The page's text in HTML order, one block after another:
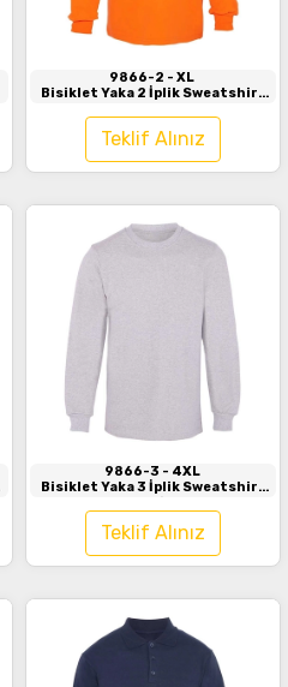
9866-2 - XL
Bisiklet Yaka 2 İplik Sweatshirt
Teklif Alınız
9866-3 - 4XL
Bisiklet Yaka 3 İplik Sweatshirt
Gri
Teklif Alınız